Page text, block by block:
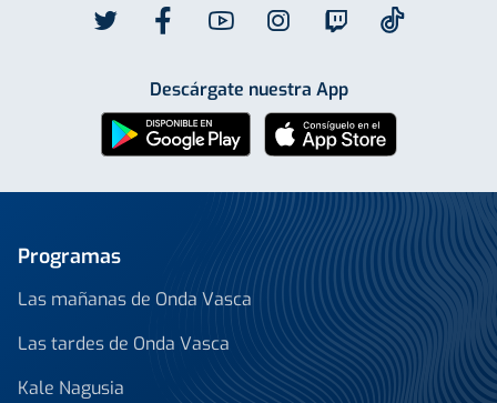
Descárgate nuestra App
Programas
Las mañanas de Onda Vasca
Las tardes de Onda Vasca
Kale Nagusia